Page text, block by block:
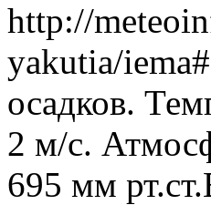
http://
yakutia/
осадков.
2 м/с.
695 мм